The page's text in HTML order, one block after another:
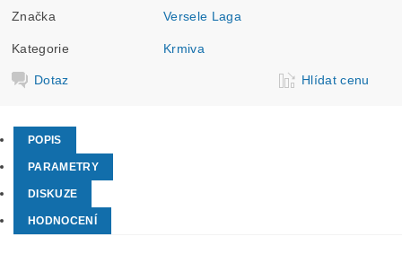
Značka Versele Laga
Kategorie Krmiva
Dotaz Hlídat cenu
POPIS
PARAMETRY
DISKUZE
HODNOCENÍ